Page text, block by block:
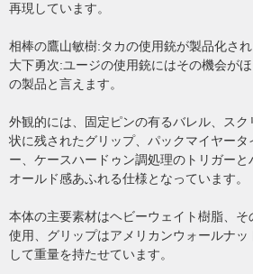
再現しています。
相棒の鷹山敏樹:タカの使用銃が製品化され
大下勇次:ユージの使用銃にはその機会が
の製品と言えます。
外観的には、固定ピンの有るバレル、ス
状に残されたグリップ、パックマイヤータ
ー、ケースハードゥン調処理のトリガー
オールド感あふれる仕様となっています。
本体の主要素材はヘビーウェイト樹脂、
使用、グリップはアメリカンウォールナ
して重量を持たせています。